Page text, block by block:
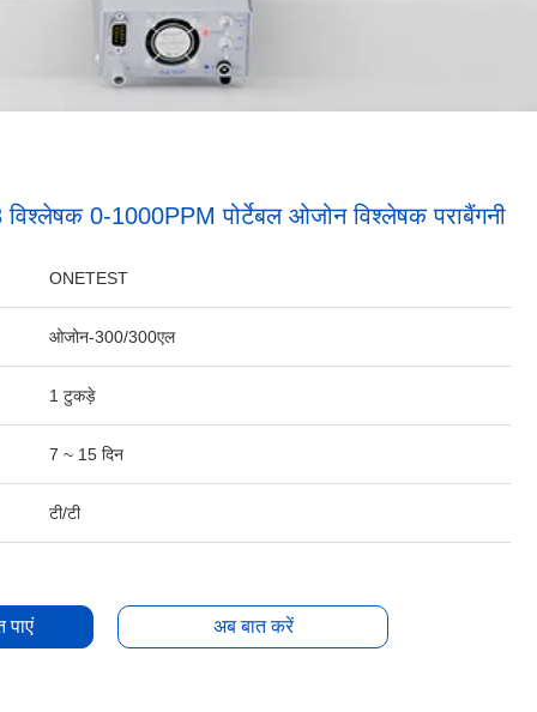
0-1000PPM पोर्टेबल ओजोन विश्लेषक पराबैंगनी
ONETEST
ओजोन-300/300एल
1 टुकड़े
7 ~ 15 दिन
टी/टी
पाएं अब बात करें